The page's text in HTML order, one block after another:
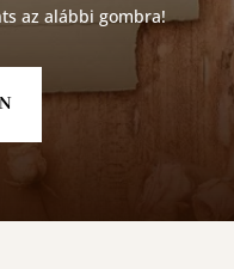
az alábbi gombra!